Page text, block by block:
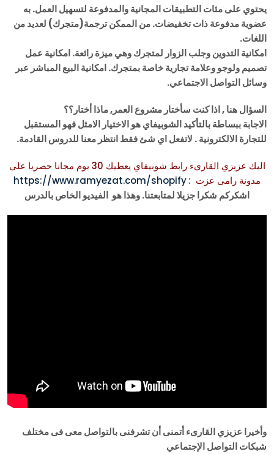
يحتوي على مئات التطبيقات المجانية والمدفوعة لتسهيل العمل. به
عضوية مدفوعة ذات تخفيضات. من الممكن ترجمة(متجرك) لعديد من
اللغات.
امكانية التدوين وجلب الزوار لمتجرك وهي ميزة رائعة. امكانية عمل
تصميم ولوجو وعلامة تجارية خاصة بمتجرك. امكانية البيع المباشر عبر
وسائل التواصل الاجتماعي.
السؤال هنا , اذا كنت سأختار مشروع العمر, ماذا أختار؟؟
الاجابة ببساطة بالتأكيد الشوبيفاي هو الاختيار الامثل فهو المستقبل
للتجارة الالكترونية . لاتفعل اي شئ فقط انتظر معنا للدروس القادمة.
اليك عزيزي القارىء رابط شوبيفاي يعطيك 30 يوم مجانا حصريا على
مدونة رامى عزت :
https://www.ramyezat.com/shopify
اشكركم شكرا جزيلا لمتابعتنا. وهذا هو الفيديو الخاص بالدرس
وأخيرا عزيزي القارىء أتمنى أن تشرفنى بالتواصل معى فى مختلف
شبكات التواصل الإجتماعي